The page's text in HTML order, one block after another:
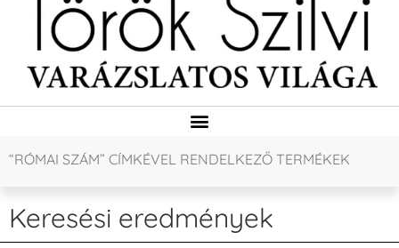
“RÓMAI SZÁM” CÍMKÉVEL RENDELKEZŐ TERMÉKEK
Keresési eredmények